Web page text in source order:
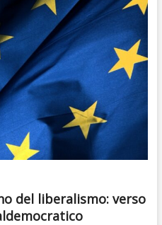
del liberalismo: verso